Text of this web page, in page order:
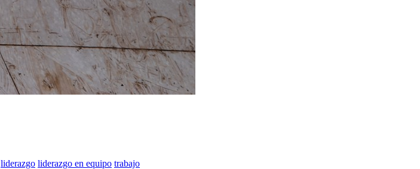
liderazgo liderazgo en equipo trabajo